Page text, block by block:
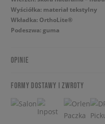
Wyściółka: materiał tekstylny
Wkładka: OrthoLite®
Podeszwa: guma
OPINIE
FORMY DOSTAWY I ZWROTY